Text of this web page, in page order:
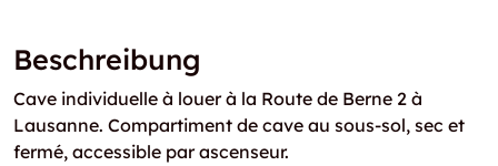
Beschreibung
Cave individuelle à louer à la Route de Berne 2 à
Lausanne. Compartiment de cave au sous-sol, sec et
fermé, accessible par ascenseur.